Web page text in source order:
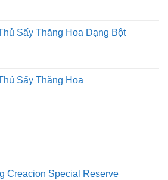
Sấy Thăng Hoa Dạng Bột
Sấy Thăng Hoa
Creacion Special Reserve